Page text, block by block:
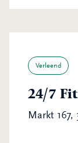
Verleend
24/7
Markt 167,